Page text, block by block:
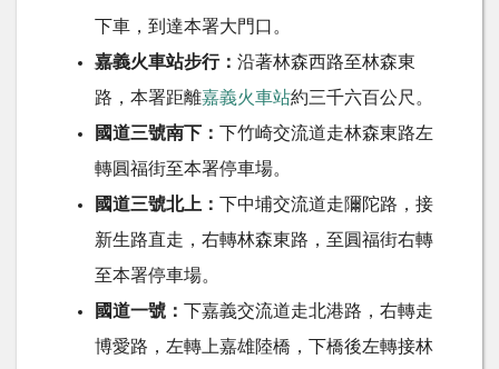
下車，到達本署大門口。
嘉義火車站步行： 沿著林森西路至林森東
路，本署距離嘉義火車站約三千六百公尺。
國道三號南下： 下竹崎交流道走林森東路左
轉圓福街至本署停車場。
國道三號北上： 下中埔交流道走隬陀路，接
新生路直走，右轉林森東路，至圓福街右轉
至本署停車場。
國道一號： 下嘉義交流道走北港路，右轉走
博愛路，左轉上嘉雄陸橋，下橋後左轉接林